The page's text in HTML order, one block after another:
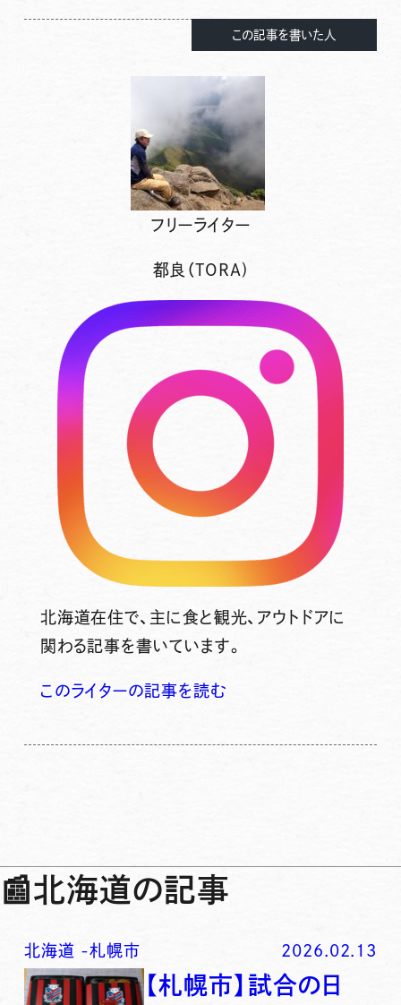
この記事を書いた人
フリーライター
都良（TORA)
北海道在住で、主に食と観光、アウトドアに
関わる記事を書いています。
このライターの記事を読む
📰北海道の記事
北海道 -札幌市 2026.02.13
【札幌市】試合の日